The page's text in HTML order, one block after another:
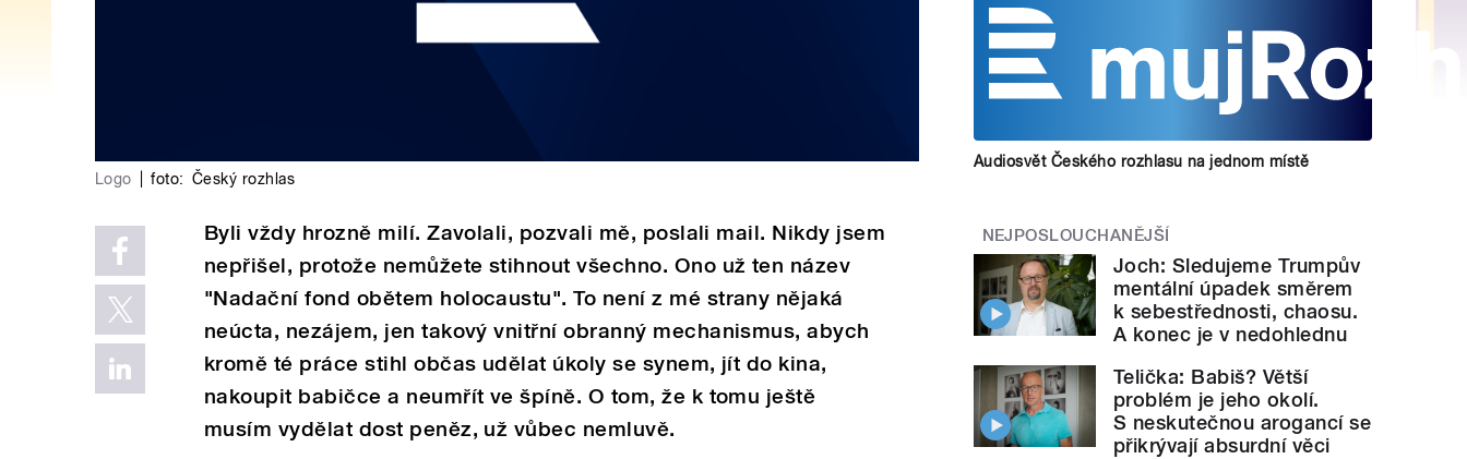
Logo foto: Český rozhlas
Byli vždy hrozně milí. Zavolali, pozvali mě, poslali mail. Nikdy jsem
nepřišel, protože nemůžete stihnout všechno. Ono už ten název
"Nadační fond obětem holocaustu". To není z mé strany nějaká
neúcta, nezájem, jen takový vnitřní obranný mechanismus, abych
kromě té práce stihl občas udělat úkoly se synem, jít do kina,
nakoupit babičce a neumřít ve špíně. O tom, že k tomu ještě
musím vydělat dost peněz, už vůbec nemluvě.
Audiosvět Českého rozhlasu na jednom místě
NEJPOSLOUCHANĚJŠÍ
Joch: Sledujeme Trumpův
mentální úpadek směrem
k sebestřednosti, chaosu.
A konec je v nedohlednu
Telička: Babiš? Větší
problém je jeho okolí.
S neskutečnou arogancí se
přikrývají absurdní věci